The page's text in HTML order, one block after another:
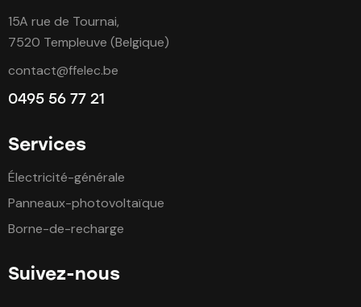
15A rue de Tournai,
7520 Templeuve (Belgique)
contact@ffelec.be
0495 56 77 21
Services
Électricité-générale
Panneaux-photovoltaïque
Borne-de-recharge
Suivez-nous